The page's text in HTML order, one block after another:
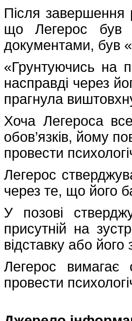
Після завершення
що Легерос був
документами, був
«Грунтуючись на
насправді через
прагнула
Хоча Легероса
обов’язків, йому
провести
Легерос
через те, що його
У позові
присутній на
відставку або його
Легерос
провести